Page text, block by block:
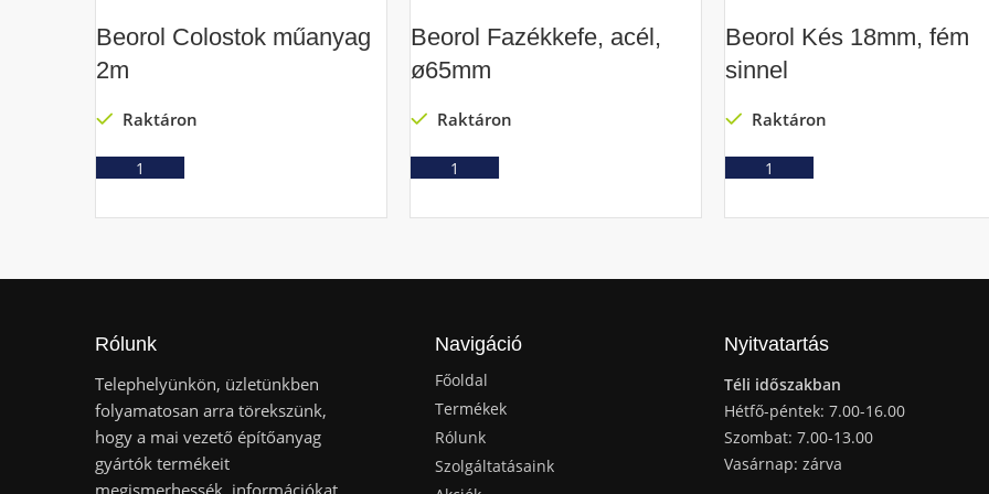
Beorol Colostok műanyag
2m
Raktáron
Beorol Fazékkefe, acél,
ø65mm
Raktáron
Beorol Kés 18mm, fém
sinnel
Raktáron
Rólunk
Telephelyünkön, üzletünkben
folyamatosan arra törekszünk,
hogy a mai vezető építőanyag
gyártók termékeit
megismerhessék, információkat
Navigáció
Főoldal
Termékek
Rólunk
Szolgáltatásaink
Nyitvatartás
Téli időszakban
Hétfő-péntek: 7.00-16.00
Szombat: 7.00-13.00
Vasárnap: zárva